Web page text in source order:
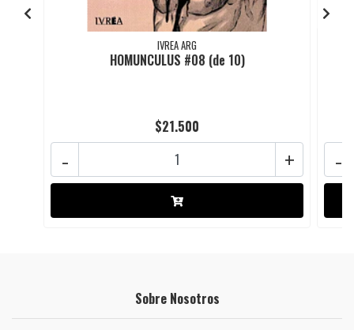
IVREA ARG
HOMUNCULUS #08 (de 10)
$21.500
+
- -
Sobre Nosotros